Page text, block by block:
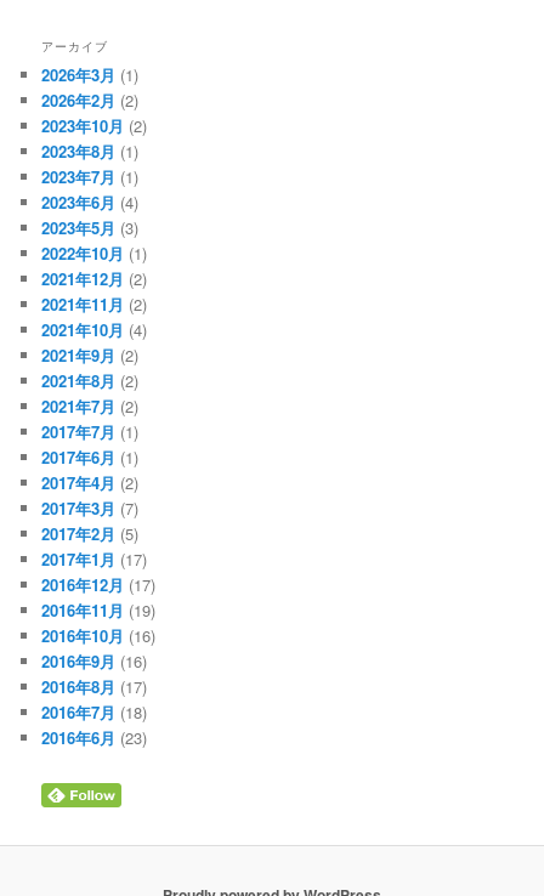
アーカイブ
2026年3月 (1)
2026年2月 (2)
2023年10月 (2)
2023年8月 (1)
2023年7月 (1)
2023年6月 (4)
2023年5月 (3)
2022年10月 (1)
2021年12月 (2)
2021年11月 (2)
2021年10月 (4)
2021年9月 (2)
2021年8月 (2)
2021年7月 (2)
2017年7月 (1)
2017年6月 (1)
2017年4月 (2)
2017年3月 (7)
2017年2月 (5)
2017年1月 (17)
2016年12月 (17)
2016年11月 (19)
2016年10月 (16)
2016年9月 (16)
2016年8月 (17)
2016年7月 (18)
2016年6月 (23)